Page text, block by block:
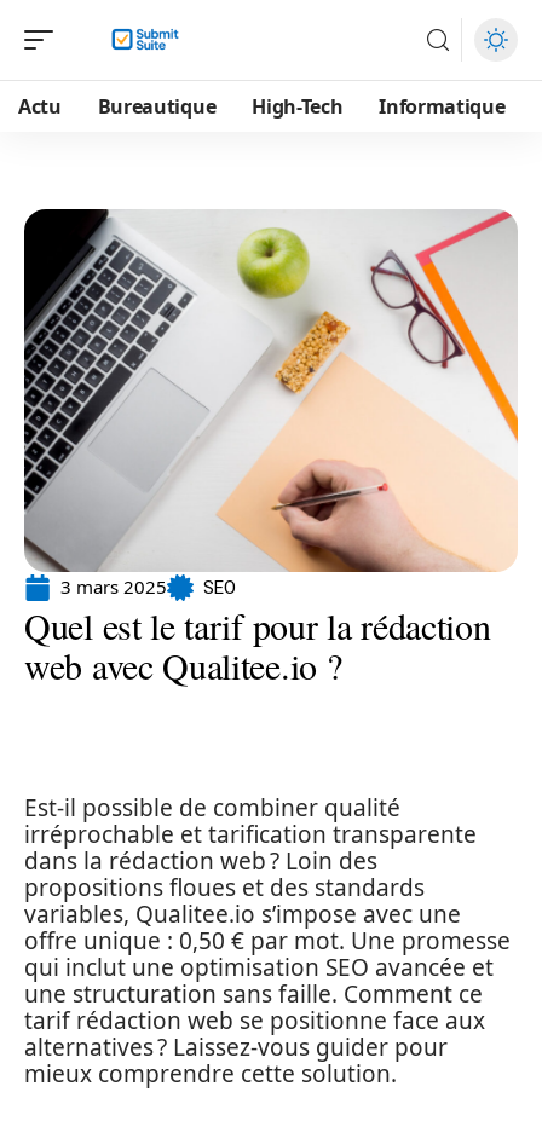
Actu Bureautique High-Tech Informatique
3 mars 2025 SEO
Quel est le tarif pour la rédaction
web avec Qualitee.io ?
Est-il possible de combiner qualité
irréprochable et tarification transparente
dans la rédaction web ? Loin des
propositions floues et des standards
variables, Qualitee.io s’impose avec une
offre unique : 0,50 € par mot. Une promesse
qui inclut une optimisation SEO avancée et
une structuration sans faille. Comment ce
tarif rédaction web se positionne face aux
alternatives ? Laissez-vous guider pour
mieux comprendre cette solution.